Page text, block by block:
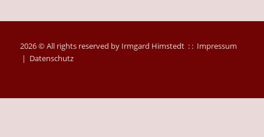
2026 © All rights reserved by Irmgard Himstedt : : Impressum
| Datenschutz